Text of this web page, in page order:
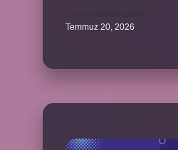
Temmuz 20, 2026